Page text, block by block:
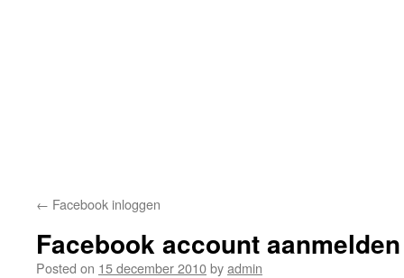
← Facebook inloggen
Facebook account aanmelden
Posted on 15 december 2010byadmin